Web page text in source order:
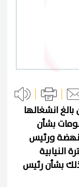
انشغالها
بشأن
ورئيس
النيابية
وكذلك بشأن رئيس